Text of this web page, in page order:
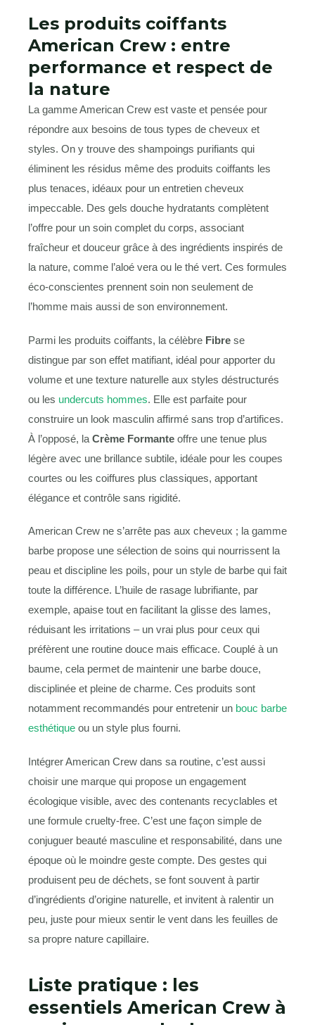
Les produits coiffants
American Crew : entre
performance et respect de
la nature
La gamme American Crew est vaste et pensée pour
répondre aux besoins de tous types de cheveux et
styles. On y trouve des shampoings purifiants qui
éliminent les résidus même des produits coiffants les
plus tenaces, idéaux pour un entretien cheveux
impeccable. Des gels douche hydratants complètent
l’offre pour un soin complet du corps, associant
fraîcheur et douceur grâce à des ingrédients inspirés de
la nature, comme l’aloé vera ou le thé vert. Ces formules
éco-conscientes prennent soin non seulement de
l’homme mais aussi de son environnement.
Parmi les produits coiffants, la célèbre Fibre se
distingue par son effet matifiant, idéal pour apporter du
volume et une texture naturelle aux styles déstructurés
ou les undercuts hommes. Elle est parfaite pour
construire un look masculin affirmé sans trop d’artifices.
À l’opposé, la Crème Formante offre une tenue plus
légère avec une brillance subtile, idéale pour les coupes
courtes ou les coiffures plus classiques, apportant
élégance et contrôle sans rigidité.
American Crew ne s’arrête pas aux cheveux ; la gamme
barbe propose une sélection de soins qui nourrissent la
peau et discipline les poils, pour un style de barbe qui fait
toute la différence. L’huile de rasage lubrifiante, par
exemple, apaise tout en facilitant la glisse des lames,
réduisant les irritations – un vrai plus pour ceux qui
préfèrent une routine douce mais efficace. Couplé à un
baume, cela permet de maintenir une barbe douce,
disciplinée et pleine de charme. Ces produits sont
notamment recommandés pour entretenir un bouc barbe
esthétique ou un style plus fourni.
Intégrer American Crew dans sa routine, c’est aussi
choisir une marque qui propose un engagement
écologique visible, avec des contenants recyclables et
une formule cruelty-free. C’est une façon simple de
conjuguer beauté masculine et responsabilité, dans une
époque où le moindre geste compte. Des gestes qui
produisent peu de déchets, se font souvent à partir
d’ingrédients d’origine naturelle, et invitent à ralentir un
peu, juste pour mieux sentir le vent dans les feuilles de
sa propre nature capillaire.
Liste pratique : les
essentiels American Crew à